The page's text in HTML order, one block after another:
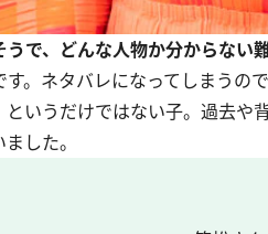
で、どんな人物か分からない
。ネタバレになってしまうの
いうだけではない子。過去
した。